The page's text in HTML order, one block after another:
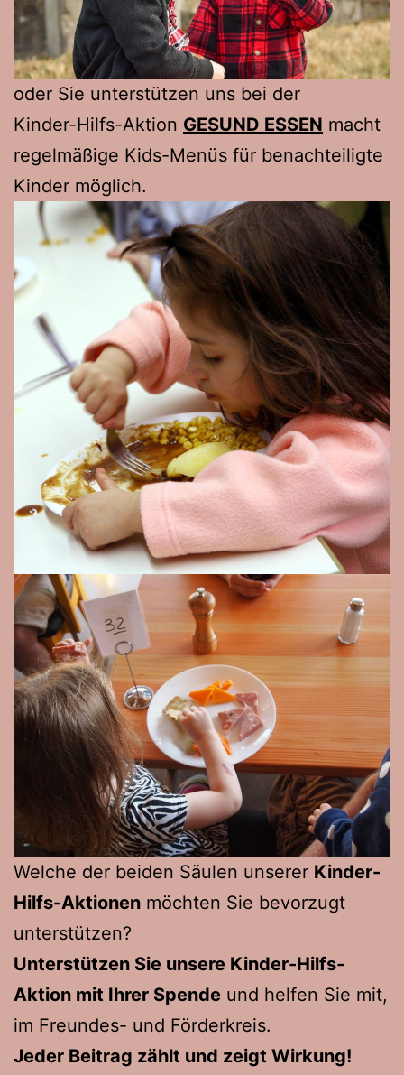
oder Sie unterstützen uns bei der
Kinder-Hilfs-Aktion GESUND ESSEN macht
regelmäßige Kids-Menüs für benachteiligte
Kinder möglich.
Welche der beiden Säulen unserer Kinder-
Hilfs-Aktionen möchten Sie bevorzugt
unterstützen?
Unterstützen Sie unsere Kinder-Hilfs-
Aktion mit Ihrer Spende und helfen Sie mit,
im Freundes- und Förderkreis.
Jeder Beitrag zählt und zeigt Wirkung!